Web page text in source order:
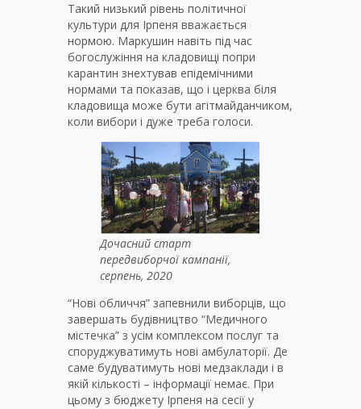
Такий низький рівень політичної
культури для Ірпеня вважається
нормою. Маркушин навіть під час
богослужіння на кладовищі попри
карантин знехтував епідемічними
нормами та показав, що і церква біля
кладовища може бути агітмайданчиком,
коли вибори і дуже треба голоси.
Дочасний старт
передвиборчої кампанії,
серпень, 2020
“Нові обличчя” запевнили виборців, що
завершать будівництво “Медичного
містечка” з усім комплексом послуг та
споруджуватимуть нові амбулаторії. Де
саме будуватимуть нові медзаклади і в
якій кількості – інформації немає. При
цьому з бюджету Ірпеня на сесії у